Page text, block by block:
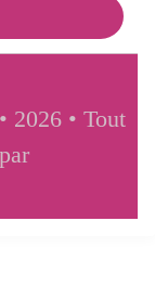
2026 • Tout